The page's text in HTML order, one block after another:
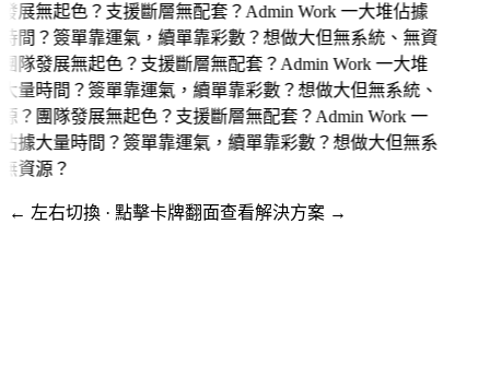
展無起色？支援斷層無配套？Admin Work 一大堆佔據
間？簽單靠運氣，續單靠彩數？想做大但無系統、無資
隊發展無起色？支援斷層無配套？Admin Work 一大堆
量時間？簽單靠運氣，續單靠彩數？想做大但無系統、
？團隊發展無起色？支援斷層無配套？Admin Work 一
據大量時間？簽單靠運氣，續單靠彩數？想做大但無系
資源？
← 左右切換 · 點擊卡牌翻面查看解決方案 →